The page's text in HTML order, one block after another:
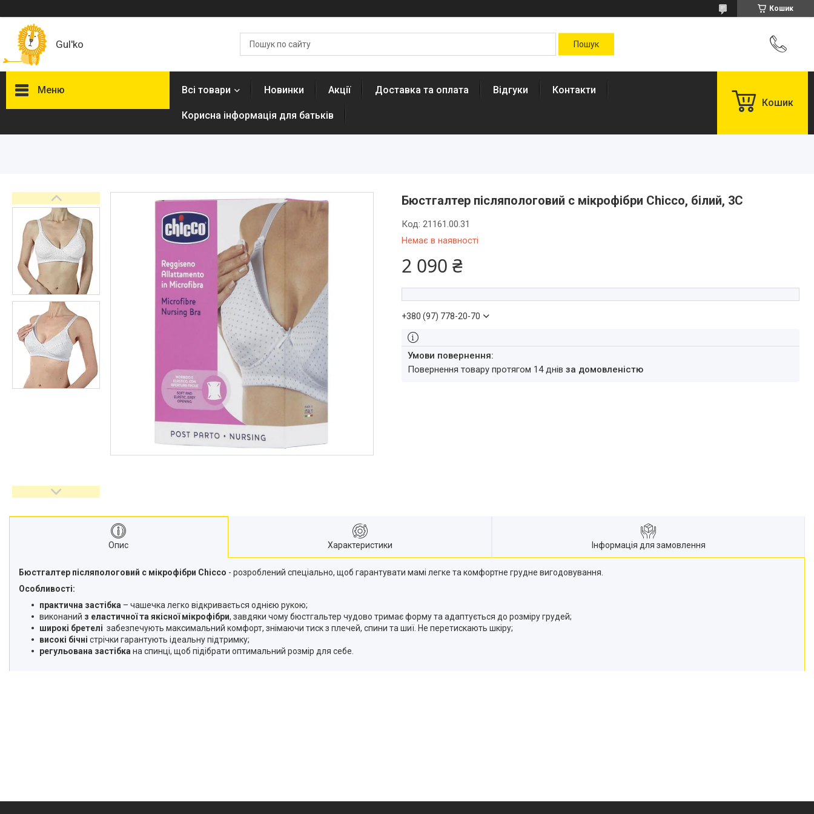
Кошик
Gul'ko
Меню
ТОП товарів Пакунок Малюка
Підбірка товарів для малюка
до року (7000 грн)
Автокрісла
Дитячі візочки
Меблі дитячі
Дитячий транспорт
Іграшки
Засоби особистої гігієни
Дитяче харчування
Одяг дитячий
Переноски для дітей
батьків
Всі товари Новинки Акції Доставка та оплата Відгуки Контакти
Корисна інформація для батьків
Кошик
Бюстгалтер післяпологовий с мікрофібри Chicco, білий, 3С
Немає в наявності
Код: 21161.00.31
2 090 ₴
+380 (97) 778-20-70
повернення товару протягом 14 днів за домовленістю
Опис Характеристики Інформація для замовлення
Бюстгалтер післяпологовий с мікрофібри Chicco - розроблений спеціально, щоб гарантувати мамі легке та комфортне грудне вигодовування.
Особливості:
практична застібка – чашечка легко відкривається однією рукою;
виконаний з еластичної та якісної мікрофібри, завдяки чому бюстгальтер чудово тримає форму та адаптується до розміру грудей;
широкі бретелі забезпечують максимальний комфорт, знімаючи тиск з плечей, спини та шиї. Не перетискають шкіру;
високі бічні стрічки гарантують ідеальну підтримку;
регульована застібка на спинці, щоб підібрати оптимальний розмір для себе.